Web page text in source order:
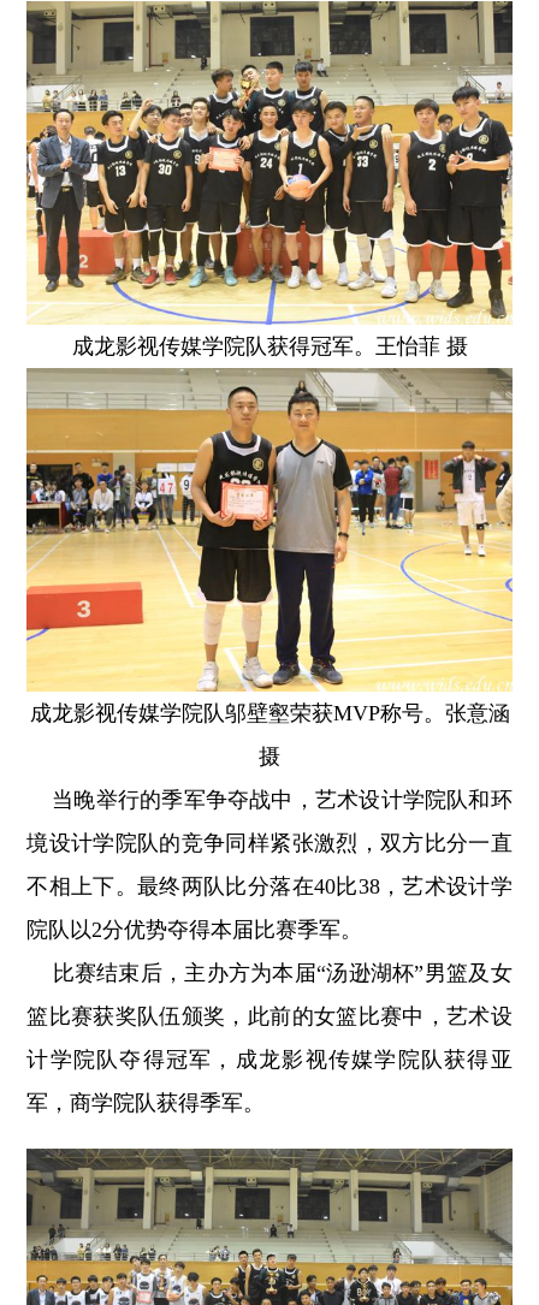
成龙影视传媒学院队获得冠军。王怡菲 摄
成龙影视传媒学院队邬壁壑荣获MVP称号。张意涵
摄
当晚举行的季军争夺战中，艺术设计学院队和环
境设计学院队的竞争同样紧张激烈，双方比分一直
不相上下。最终两队比分落在40比38，艺术设计学
院队以2分优势夺得本届比赛季军。
比赛结束后，主办方为本届“汤逊湖杯”男篮及女
篮比赛获奖队伍颁奖，此前的女篮比赛中，艺术设
计学院队夺得冠军，成龙影视传媒学院队获得亚
军，商学院队获得季军。